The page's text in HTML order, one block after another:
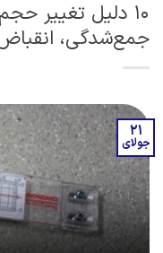
10 دلیل تغییر
جمع‌شدگی،
21
جولای